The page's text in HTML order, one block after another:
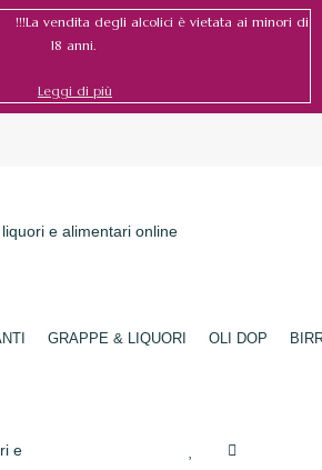
!!!La vendita degli alcolici è vietata ai minori di
18 anni.
Leggi di più
GRAPPE & LIQUORI OLI DOP